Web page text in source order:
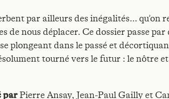
par ailleurs des inégalités… qu’on
de nous déplacer. Ce dossier passe par
plongeant dans le passé et
tourné vers le futur : le nôtre
parPierre Ansay, Jean-Paul Gailly et